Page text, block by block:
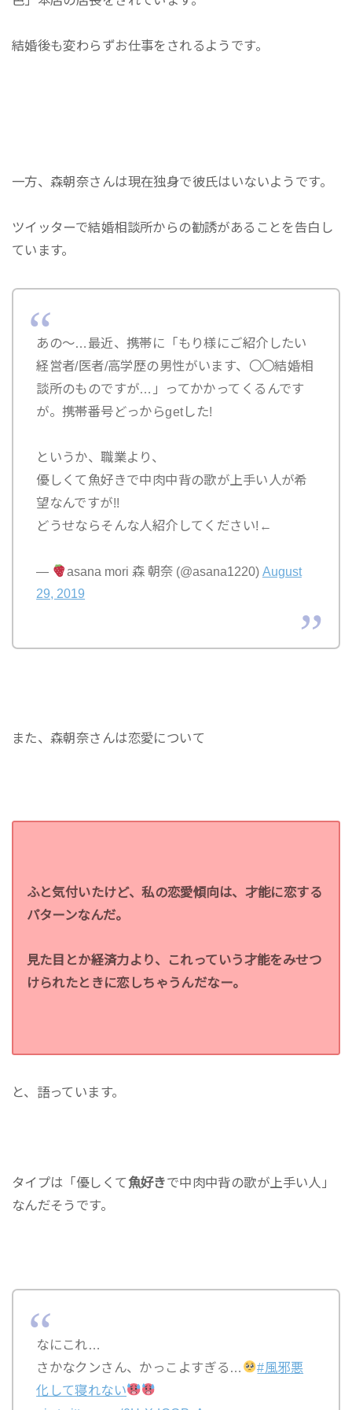
結婚後も変わらずお仕事をされるようです。
一方、森朝奈さんは現在独身で彼氏はいないようです。
ツイッターで結婚相談所からの勧誘があることを告白し
ています。
あの〜…最近、携帯に「もり様にご紹介したい
経営者/医者/高学歴の男性がいます、〇〇結婚相
談所のものですが…」ってかかってくるんです
が。携帯番号どっからgetした!
というか、職業より、
優しくて魚好きで中肉中背の歌が上手い人が希
望なんですが!!
どうせならそんな人紹介してください!←
— asana mori 森 朝奈 (@asana1220) August
29, 2019
また、森朝奈さんは恋愛について
ふと気付いたけど、私の恋愛傾向は、才能に恋する
パターンなんだ。
見た目とか経済力より、これっていう才能をみせつ
けられたときに恋しちゃうんだなー。
と、語っています。
タイプは「優しくて魚好きで中肉中背の歌が上手い人」
なんだそうです。
なにこれ…
さかなクンさん、かっこよすぎる…
#風邪悪
化して寝れない